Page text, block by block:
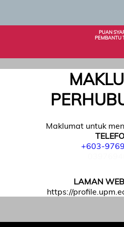
PUAN
PEMBANTU
Maklumat untuk
+603-
LAMAN
https://